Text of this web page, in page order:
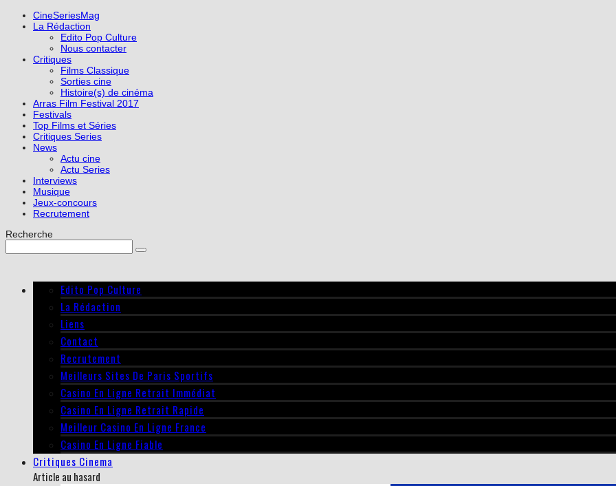
CineSeriesMag
La Rédaction
Edito Pop Culture
Nous contacter
Critiques
Films Classique
Sorties cine
Histoire(s) de cinéma
Arras Film Festival 2017
Festivals
Top Films et Séries
Critiques Series
News
Actu cine
Actu Series
Interviews
Musique
Jeux-concours
Recrutement
Recherche
Edito Pop Culture
La Rédaction
Liens
Contact
Recrutement
Meilleurs Sites De Paris Sportifs
Casino En Ligne Retrait Immédiat
Casino En Ligne Retrait Rapide
Meilleur Casino En Ligne France
Casino En Ligne Fiable
Critiques Cinema
Article au hasard